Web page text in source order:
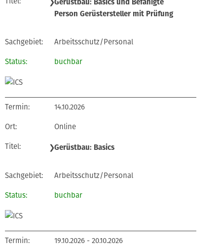
❯Gerüstbau: Basics und Befähigte
Person Gerüstersteller mit Prüfung
Arbeitsschutz/Personal
buchbar
14.10.2026
Online
❯Gerüstbau: Basics
Arbeitsschutz/Personal
buchbar
19.10.2026 - 20.10.2026